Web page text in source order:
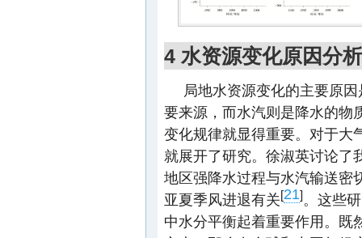
4 水资源变化原因分析
局地水资源变化的主要原
要来源，而水汽则是降水的物
变化规律就显得重要。对于大
就展开了研究。徐淑英讨论了
地区强降水过程与水汽输送密
亚夏季风进退有关[21]。这些
中水分平衡起着重要作用。既